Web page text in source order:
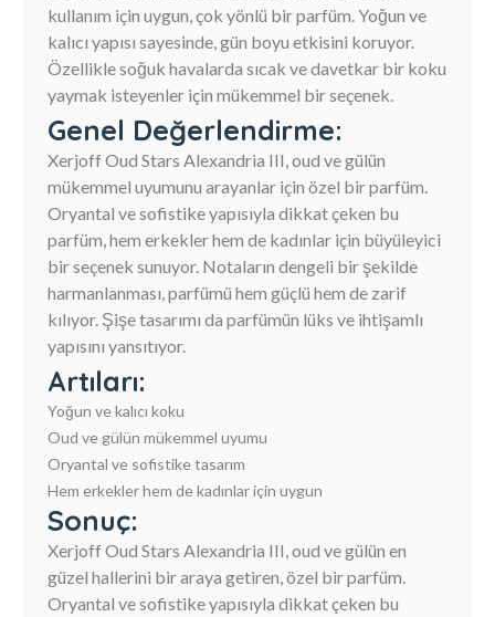
kullanım için uygun, çok yönlü bir parfüm. Yoğun ve
kalıcı yapısı sayesinde, gün boyu etkisini koruyor.
Özellikle soğuk havalarda sıcak ve davetkar bir koku
yaymak isteyenler için mükemmel bir seçenek.
Genel Değerlendirme:
Xerjoff Oud Stars Alexandria III, oud ve gülün
mükemmel uyumunu arayanlar için özel bir parfüm.
Oryantal ve sofistike yapısıyla dikkat çeken bu
parfüm, hem erkekler hem de kadınlar için büyüleyici
bir seçenek sunuyor. Notaların dengeli bir şekilde
harmanlanması, parfümü hem güçlü hem de zarif
kılıyor. Şişe tasarımı da parfümün lüks ve ihtişamlı
yapısını yansıtıyor.
Artıları:
Yoğun ve kalıcı koku
Oud ve gülün mükemmel uyumu
Oryantal ve sofistike tasarım
Hem erkekler hem de kadınlar için uygun
Sonuç:
Xerjoff Oud Stars Alexandria III, oud ve gülün en
güzel hallerini bir araya getiren, özel bir parfüm.
Oryantal ve sofistike yapısıyla dikkat çeken bu